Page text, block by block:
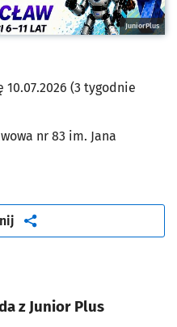
JuniorPlus
10.07.2026 (3 tygodnie
nr 83 im. Jana
artykuł
z Junior Plus